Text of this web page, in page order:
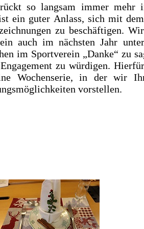
so langsam immer mehr
ein guter Anlass, sich mit
zu beschäftigen.
auch im nächsten Jahr
im Sportverein „Danke“ zu
Engagement zu würdigen.
Wochenserie, in der wir
vorstellen.